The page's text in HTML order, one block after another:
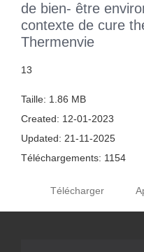
Instances
La médecine thermale
Actualités
La presse thermale et
Médiathèque
de bien- être
contexte de cure
Thermenvie
13
Taille: 1.86 MB
Created: 12-01-2023
Updated: 21-11-2025
Téléchargements: 1154
Télécharger